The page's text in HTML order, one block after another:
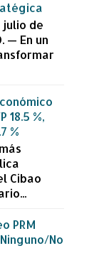
julio de
— En un
18.5 %,
%
Cibao
PRM
Ninguno/No